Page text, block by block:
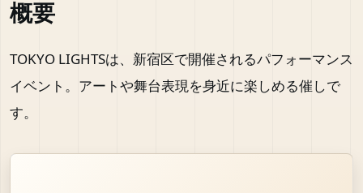
概要
TOKYO LIGHTSは、新宿区で開催されるパフォーマンス
イベント。アートや舞台表現を身近に楽しめる催しで
す。